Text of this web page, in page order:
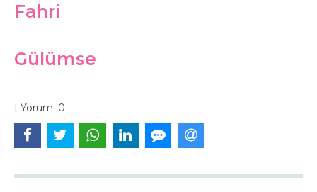
Fahri
Gülümse
| Yorum: 0